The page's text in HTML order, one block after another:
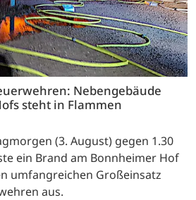
Nebengebäude
steht in Flammen
(3. August) gegen 1.30
ein Brand am Bonnheimer Hof
umfangreichen Großeinsatz
aus.